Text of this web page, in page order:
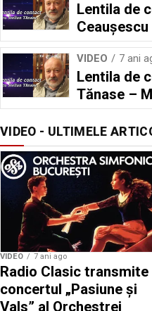
Lentila de
Ceaușescu
VIDEO 7 ani
Lentila de
Tănase –
VIDEO - ULTIMELE
VIDEO 7 ani ago
Radio Clasic transmite
concertul „Pasiune și
Vals” al Orchestrei